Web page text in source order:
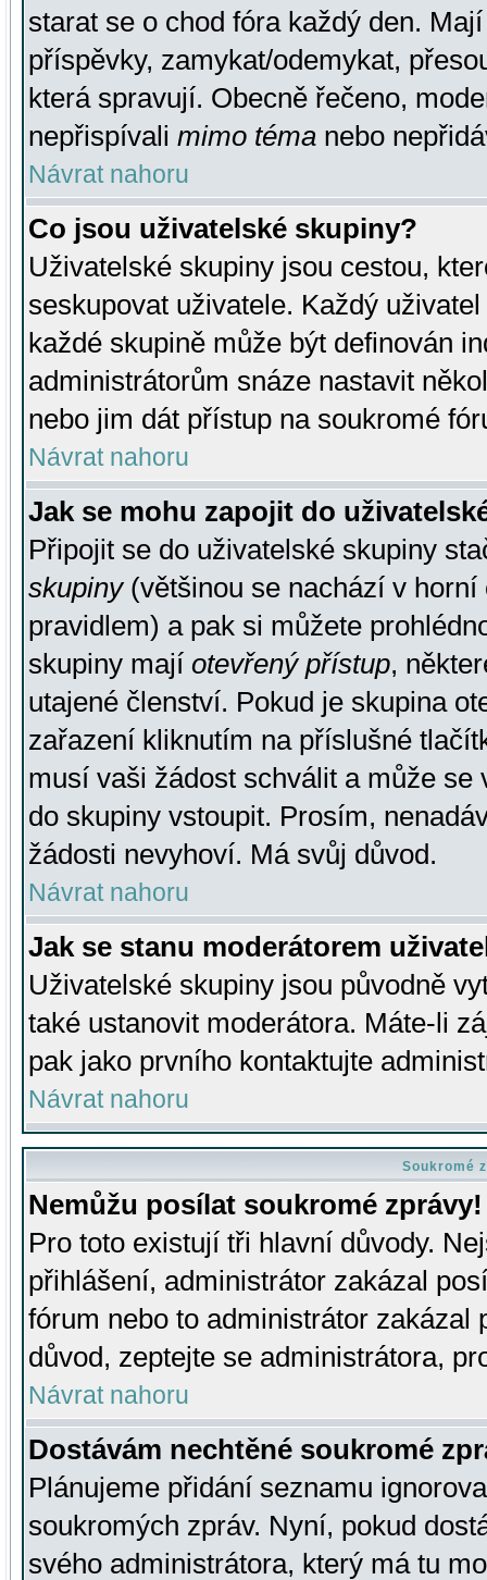
starat se o chod fóra každý den.
příspěvky, zamykat/odemykat,
která spravují. Obecně řečeno,
nepřispívali mimo téma nebo
Návrat nahoru
Co jsou uživatelské skupiny?
Uživatelské skupiny jsou cestou,
seskupovat uživatele. Každý
každé skupině může být definován
administrátorům snáze nastavit
nebo jim dát přístup na soukromé
Návrat nahoru
Jak se mohu zapojit do
Připojit se do uživatelské skupiny
skupiny(většinou se nachází v horní
pravidlem) a pak si můžete
skupiny mají otevřený přístup,
utajené členství. Pokud je skupina
zařazení kliknutím na příslušné
musí vaši žádost schválit a může se
do skupiny vstoupit. Prosím,
žádosti nevyhoví. Má svůj důvod.
Návrat nahoru
Jak se stanu moderátorem
Uživatelské skupiny jsou původně
také ustanovit moderátora. Máte-li
pak jako prvního kontaktujte
Návrat nahoru
Soukromé
Nemůžu posílat soukromé zprávy!
Pro toto existují tři hlavní důvody.
přihlášení, administrátor zakázal
fórum nebo to administrátor zakázal
důvod, zeptejte se administrátora,
Návrat nahoru
Dostávám nechtěné soukromé
Plánujeme přidání seznamu
soukromých zpráv. Nyní, pokud
svého administrátora, který má tu